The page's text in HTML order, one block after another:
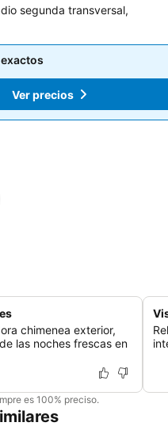
segunda transversal,
Ver precios
chimenea exterior,
las noches frescas en
es 100% preciso.